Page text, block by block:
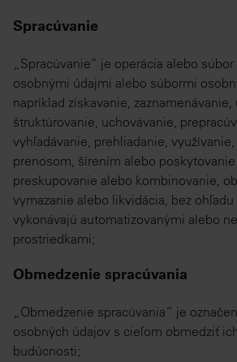
Spracúvanie
„Spracúvanie“ je operácia alebo
osobnými údajmi alebo súbormi
napríklad získavanie,
štruktúrovanie, uchovávanie,
vyhľadávanie, prehliadanie,
prenosom, šírením alebo
preskupovanie alebo kombinovanie,
vymazanie alebo likvidácia, bez ohľadu
vykonávajú automatizovanými alebo
prostriedkami;
Obmedzenie spracúvania
„Obmedzenie spracúvania“ je
osobných údajov s cieľom obmedziť
budúcnosti;